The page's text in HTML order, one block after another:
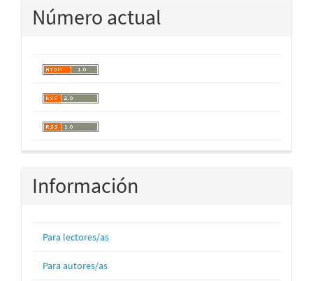
Número actual
Información
Para lectores/as
Para autores/as